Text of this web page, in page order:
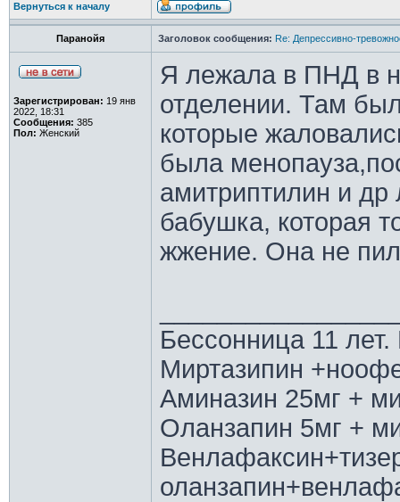
Вернуться к началу
Паранойя Заголовок сообщения: Re: Депрессивно-
Зарегистрирован: 19 янв
2022, 18:31
Сообщения: 385
Пол: Женский
Я лежала в ПНД в
отделении. Там
которые
была
амитриптилин и
бабушка, которая
жжение. Она не
Бессонница 11
Миртазипин
Аминазин 25мг +
Оланзапин 5мг +